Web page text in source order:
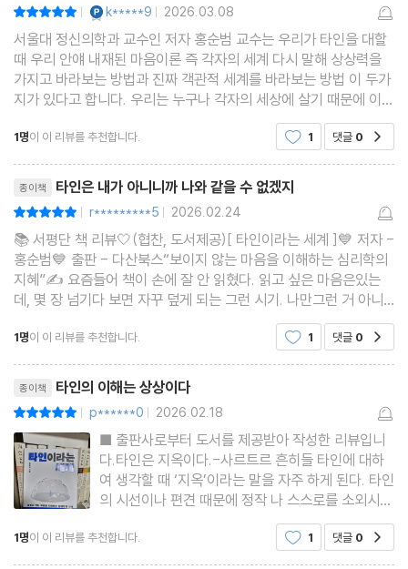
세상을 ‘나’로 가득 채우기
미주
| k*****9 | 2026.03.08
서울대 정신의학과 교수인 저자 홍순범 교수는 우리가 타인을 대할
때 우리 안얘 내재된 마음이론 즉 각자의 세계 다시 말해 상상력을
가지고 바라보는 방법과 진짜 객관적 세계를 바라보는 방법 이 두가
지가 있다고 합니다. 우리는 누구나 각자의 세상에 살기 때문에 이
두가지를 균형있게 사고하며 생활하는것이 중요하다고 합니다.
1명이 이 리뷰를 추천합니다. 1 댓글 0
종이책 타인은 내가 아니니까 나와 같을 수 없겠지
| r*********5 | 2026.02.24
📚 서평단 책 리뷰🤍(협찬, 도서제공)[ 타인이라는 세계 ]💙 저자 -
홍순범💙 출판 - 다산북스“보이지 않는 마음을 이해하는 심리학의
지혜”✍️ 요즘들어 책이 손에 잘 안 읽혔다. 읽고 싶은 마음은있는
데, 몇 장 넘기다 보면 자꾸 덮게 되는 그런 시기. 나만그런 거 아니
라고 스스로를 설득하면서도, 마음 한편엔 괜히더 지쳐 있었다. 그러
다 ‘타인이라는 세계’를 읽게 됐
1명이 이 리뷰를 추천합니다. 1 댓글 0
종이책 타인의 이해는 상상이다
| p******0 | 2026.02.18
■ 출판사로부터 도서를 제공받아 작성한 리뷰입니
다.타인은 지옥이다.-사르트르 흔히들 타인에 대하
여 생각할 때 ‘지옥’이라는 말을 자주 하게 된다. 타인
의 시선이나 편견 때문에 정작 나 스스로를 소외시키
고 만다. 단단히 굳어버린 내 마음은 생각을 끄집어
낼 수가 없게 된다.그래서 홍순범의 『타인이라는 세
1명이 이 리뷰를 추천합니다. 1 댓글 0